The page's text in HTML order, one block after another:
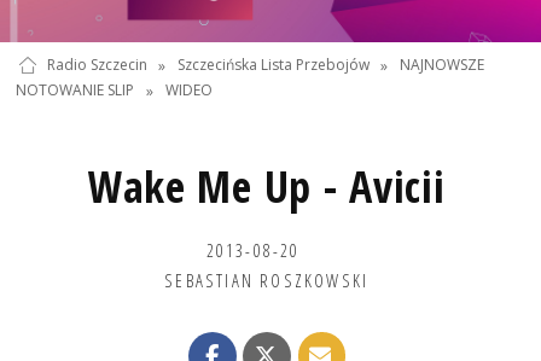
Radio Szczecin » Szczecińska Lista Przebojów »
NAJNOWSZE
NOTOWANIE SLIP
» WIDEO
Wake Me Up - Avicii
2013-08-20
SEBASTIAN ROSZKOWSKI